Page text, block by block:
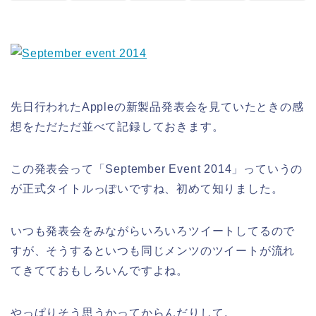
先日行われたAppleの新製品発表会を見ていたときの感
想をただただ並べて記録しておきます。
この発表会って「September Event 2014」っていうの
が正式タイトルっぽいですね、初めて知りました。
いつも発表会をみながらいろいろツイートしてるので
すが、そうするといつも同じメンツのツイートが流れ
てきてておもしろいんですよね。
やっぱりそう思うかってからんだりして。